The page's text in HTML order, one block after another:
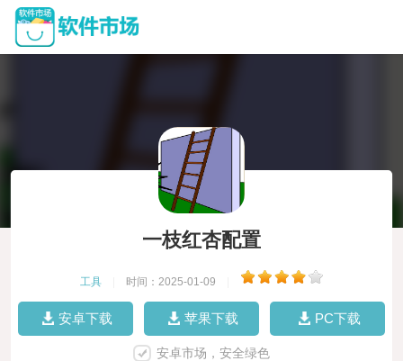
一枝红杏配置
工具 时间：2025-01-09
安卓下载 苹果下载 PC下载
安卓市场，安全绿色